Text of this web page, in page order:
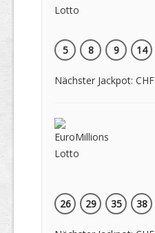
5
8 9 14
Nächster Jackpot:
26
29 35 38